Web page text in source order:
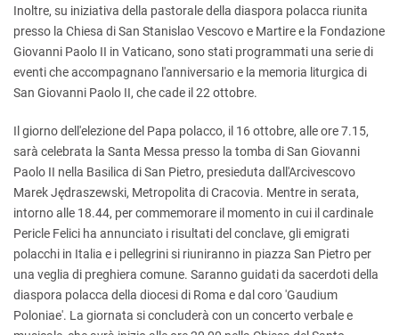
Inoltre, su iniziativa della pastorale della diaspora polacca riunita
presso la Chiesa di San Stanislao Vescovo e Martire e la Fondazione
Giovanni Paolo II in Vaticano, sono stati programmati una serie di
eventi che accompagnano l'anniversario e la memoria liturgica di
San Giovanni Paolo II, che cade il 22 ottobre.
Il giorno dell'elezione del Papa polacco, il 16 ottobre, alle ore 7.15,
sarà celebrata la Santa Messa presso la tomba di San Giovanni
Paolo II nella Basilica di San Pietro, presieduta dall'Arcivescovo
Marek Jędraszewski, Metropolita di Cracovia. Mentre in serata,
intorno alle 18.44, per commemorare il momento in cui il cardinale
Pericle Felici ha annunciato i risultati del conclave, gli emigrati
polacchi in Italia e i pellegrini si riuniranno in piazza San Pietro per
una veglia di preghiera comune. Saranno guidati da sacerdoti della
diaspora polacca della diocesi di Roma e dal coro 'Gaudium
Poloniae'. La giornata si concluderà con un concerto verbale e